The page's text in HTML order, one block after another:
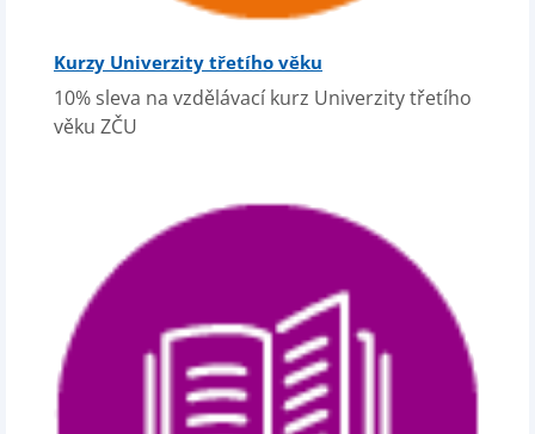
Kurzy Univerzity třetího věku
10% sleva na vzdělávací kurz Univerzity třetího
věku ZČU